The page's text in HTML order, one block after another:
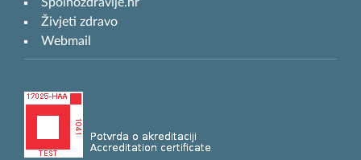
Spolnozdravlje.hr
Živjeti zdravo
Webmail